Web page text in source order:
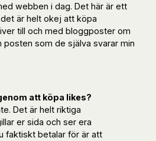
webben i dag. Det här är ett
är helt okej att köpa
till och med bloggposter om
som de själva svarar min
att köpa likes?
Det är helt riktiga
er sida och ser era
faktiskt betalar för är att